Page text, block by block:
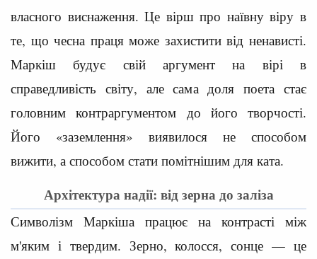
власного виснаження. Це вірш про наївну віру в
те, що чесна праця може захистити від ненависті.
Маркіш будує свій аргумент на вірі в
справедливість світу, але сама доля поета стає
головним контраргументом до його творчості.
Його «заземлення» виявилося не способом
вижити, а способом стати помітнішим для ката.
Архітектура надії: від зерна до заліза
Символізм Маркіша працює на контрасті між
м'яким і твердим. Зерно, колосся, сонце — це